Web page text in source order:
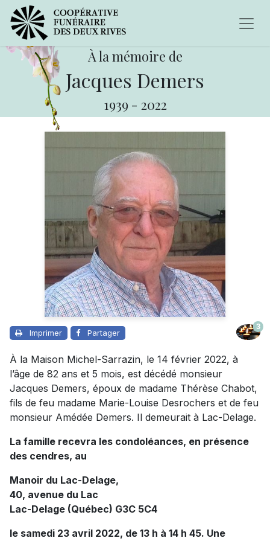
À la mémoire de
Jacques Demers
1939 - 2022
Imprimer Partager
3
À la Maison Michel-Sarrazin, le 14 février 2022, à
l’âge de 82 ans et 5 mois, est décédé monsieur
Jacques Demers, époux de madame Thérèse Chabot,
fils de feu madame Marie-Louise Desrochers et de feu
monsieur Amédée Demers. Il demeurait à Lac-Delage.
La famille recevra les condoléances, en présence
des cendres, au
Manoir du Lac-Delage,
40, avenue du Lac
Lac-Delage (Québec) G3C 5C4
le samedi 23 avril 2022, de 13 h à 14 h 45. Une